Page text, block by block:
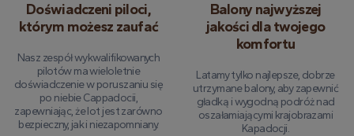
Doświadczeni piloci,
którym możesz zaufać
Nasz zespół wykwalifikowanych
pilotów ma wieloletnie
doświadczenie w poruszaniu się
po niebie Cappadocii,
zapewniając, że lot jest zarówno
bezpieczny, jak i niezapomniany.
Balony najwyższej
jakości dla twojego
komfortu
Latamy tylko najlepsze, dobrze
utrzymane balony, aby zapewnić
gładką i wygodną podróż nad
oszałamiającymi krajobrazami
Kapadocji.